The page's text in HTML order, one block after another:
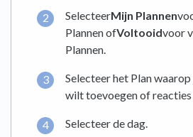
SelecteerMijn Plannen
Plannen ofVoltooidvoor
Plannen.
Selecteer het Plan
wilt toevoegen of
Selecteer de dag.